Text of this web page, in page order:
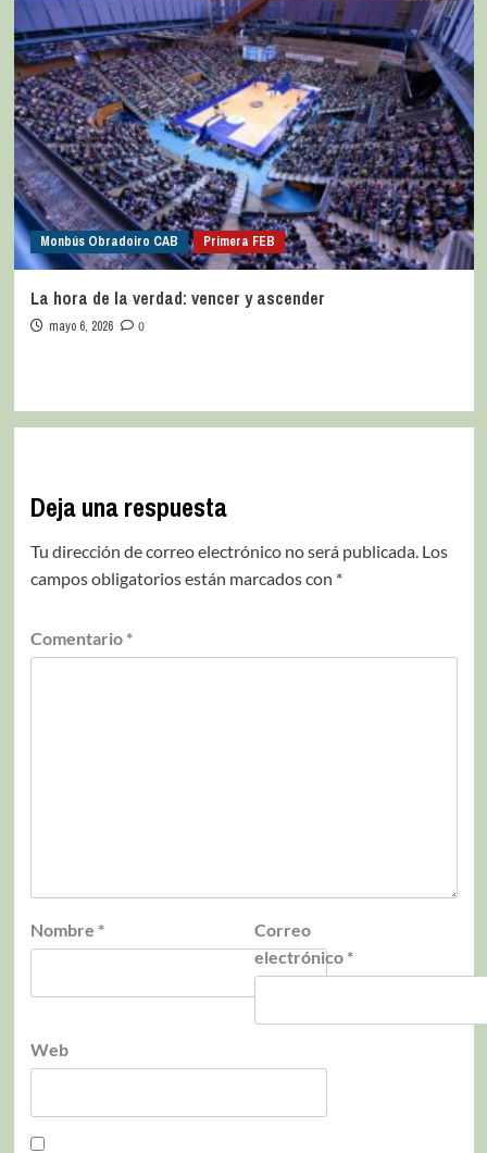
Monbús Obradoiro CAB Primera FEB
La hora de la verdad: vencer y ascender
mayo 6, 2026 0
Deja una respuesta
Tu dirección de correo electrónico no será publicada. Los
campos obligatorios están marcados con *
Comentario *
Nombre *
Correo
electrónico *
Web